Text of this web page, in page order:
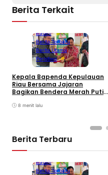
Berita Terkait
Batam
Berita Terbaru
Berita Utama
Peristiwa
Kepala Bapenda Kepulauan
Riau Bersama Jajaran
Bagikan Bendera Merah Putih
Bermotor di Kantor Samsat
8 menit lalu
Berita Terbaru
Batam
Berita Terbaru